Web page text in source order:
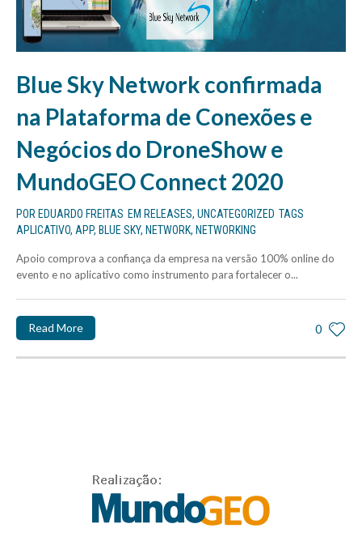
Blue Sky Network confirmada
na Plataforma de Conexões e
Negócios do DroneShow e
MundoGEO Connect 2020
POR EDUARDO FREITAS EM RELEASES, UNCATEGORIZED TAGS
APLICATIVO, APP, BLUE SKY, NETWORK, NETWORKING
Apoio comprova a confiança da empresa na versão 100% online do
evento e no aplicativo como instrumento para fortalecer o...
0
Read More